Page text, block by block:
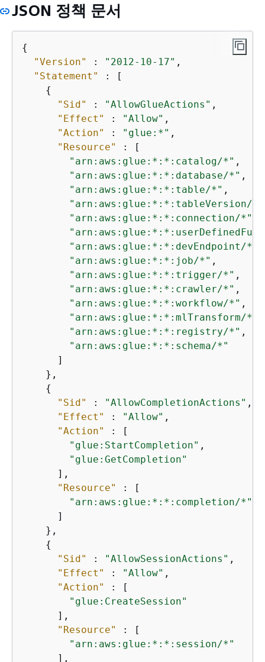
JSON 정책 문서
{
"Version"
: "2012-10-17" ,
"Statement"
: [
{
"Sid"
: "AllowGlueActions" ,
"Effect"
: "Allow" ,
"Action"
: "glue:*" ,
"Resource"
: [
"arn:aws:glue:*:*:catalog/*" ,
"arn:aws:glue:*:*:database/*" ,
"arn:aws:glue:*:*:table/*" ,
"arn:aws:glue:*:*:tableVersion/*"
"arn:aws:glue:*:*:connection/*"
"arn:aws:glue:*:*:devEndpoint/*"
"arn:aws:glue:*:*:job/*" ,
"arn:aws:glue:*:*:trigger/*" ,
"arn:aws:glue:*:*:crawler/*" ,
"arn:aws:glue:*:*:workflow/*" ,
"arn:aws:glue:*:*:mlTransform/*"
"arn:aws:glue:*:*:registry/*" ,
"arn:aws:glue:*:*:schema/*"
      ]
    },
{
"Sid"
: "AllowCompletionActions" ,
"Effect"
: "Allow" ,
"Action"
: [
"glue:StartCompletion" ,
"glue:GetCompletion"
      ],
"Resource"
: [
"arn:aws:glue:*:*:completion/*"
      ]
    },
{
"Sid"
: "AllowSessionActions" ,
"Effect"
: "Allow" ,
"Action"
: [
"glue:CreateSession"
      ],
"Resource"
: [
"arn:aws:glue:*:*:session/*"
      ],